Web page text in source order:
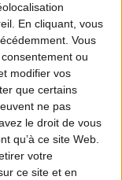
En cliquant, vous
Vous
ou
modifier vos
que certains
ne pas
le droit de vous
qu’à ce site Web.
votre
ce site et en